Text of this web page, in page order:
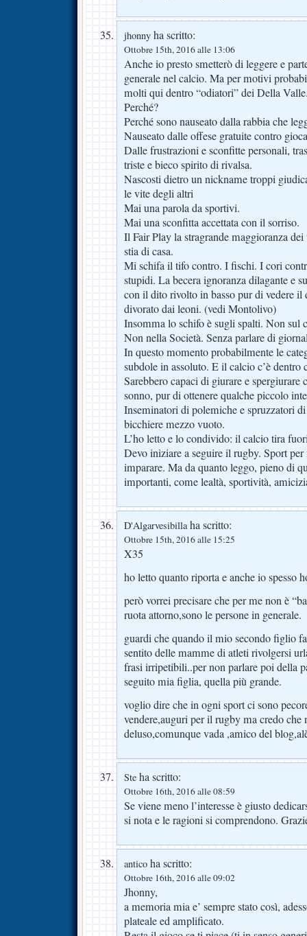
jhonny ha scritto:
Ottobre 15th, 2016 alle 13:06
Anche io presto smetterò di leggere e
generale nel calcio. Ma per motivi
molti qui dentro “odiatori” dei Della
Perché?
Perché sono nauseato dalla rabbia che
Nauseato dalle offese gratuite contro
Dalle frustrazioni e sconfitte personali,
triste e bieco spirito di rivalsa.
Nascosti dietro un nickname troppi
le vite degli altri
Mai una parola da sportivi.
Mai una sconfitta accettata con il sorriso.
Il Fair Play la stragrande maggioranza
stia di casa.
Mi schifa il tifo contro. I fischi. I cori
stupidi. La becera ignoranza dilagante e
con il dito rivolto in basso pur di vedere il
divorato dai leoni. (vedi Montolivo)
Insomma lo schifo è sugli spalti. Non sul
Non nella Società. Senza parlare di
In questo momento probabilmente le
subdole in assoluto. E il calcio c’è dentro
Sarebbero capaci di giurare e spergiurare
sonno, pur di ottenere qualche piccolo
Inseminatori di polemiche e spruzzatori
bicchiere mezzo vuoto.
L’ho letto e lo condivido: il calcio tira
Devo iniziare a seguire il rugby. Sport
imparare. Ma da quanto leggo, pieno di
importanti, come lealtà, sportività,
D'Algarvesibillaha scritto:
Ottobre 15th, 2016 alle 15:25
X35
ho letto quanto riporta e anche io spesso
però vorrei precisare che per me non è
ruota attorno,sono le persone in generale.
guardi che quando il mio secondo figlio
sentito delle mamme di atleti rivolgersi
frasi irripetibili..per non parlare poi della
seguito mia figlia, quella più grande.
voglio dire che in ogni sport ci sono
vendere,auguri per il rugby ma credo che
deluso,comunque vada ,amico del
Ste ha scritto:
Ottobre 16th, 2016 alle 08:59
Se viene meno l’interesse è giusto
si nota e le ragioni si comprendono.
antico ha scritto:
Ottobre 16th, 2016 alle 09:02
Jhonny,
a memoria mia e’ sempre stato così,
plateale ed amplificato.